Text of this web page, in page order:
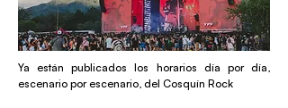
Ya están publicados los horarios día por día,
escenario por escenario, del Cosquín Rock